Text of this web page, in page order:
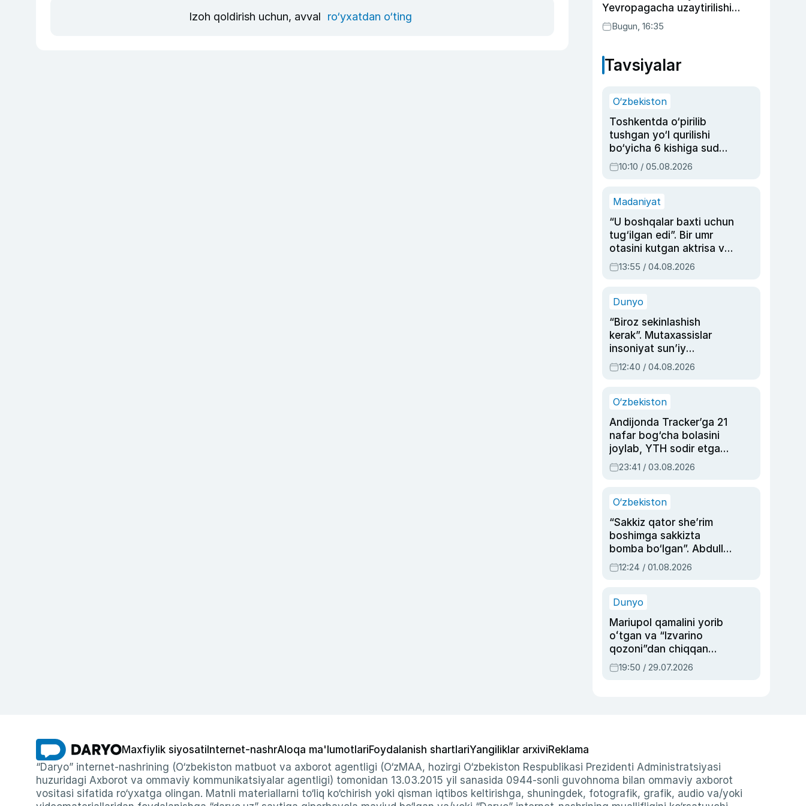
Izoh qoldirish uchun, avval ro‘yxatdan o‘ting
Yevropagacha uzaytirilishi
mumkin
Bugun, 16:35
Tavsiyalar
O‘zbekiston
Toshkentda o‘pirilib
tushgan yo‘l qurilishi
bo‘yicha 6 kishiga sud
hukmi o‘qildi
10:10 / 05.08.2026
Madaniyat
“U boshqalar baxti uchun
tug‘ilgan edi”. Bir umr
otasini kutgan aktrisa va
dublyaj ustasi Rimma
Ahmedovaning
13:55 / 04.08.2026
Dunyo
“Biroz sekinlashish
kerak”. Mutaxassislar
insoniyat sun’iy
intellektni boshqara
olmay qolishidan xavotir
12:40 / 04.08.2026
O‘zbekiston
Andijonda Tracker’ga 21
nafar bog‘cha bolasini
joylab, YTH sodir etgan
ayolga sud hukmi o‘qildi
23:41 / 03.08.2026
O‘zbekiston
“Sakkiz qator she’rim
boshimga sakkizta
bomba bo‘lgan”. Abdulla
Oripovni siyosiy
ayblovlardan asrab
12:24 / 01.08.2026
Dunyo
Mariupol qamalini yorib
oʻtgan va “Izvarino
qozoni”dan chiqqan
qahramon — Ukraina
armiyasi bosh
19:50 / 29.07.2026
Maxfiylik siyosati Internet-nashrAloqa ma'lumotlariFoydalanish shartlariYangiliklar arxiviReklama
“Daryo” internet-nashrining (O‘zbekiston matbuot va axborot agentligi (O‘zMAA, hozirgi O‘zbekiston Respublikasi Prezidenti Administratsiyasi
huzuridagi Axborot va ommaviy kommunikatsiyalar agentligi) tomonidan 13.03.2015 yil sanasida 0944-sonli guvohnoma bilan ommaviy axborot
vositasi sifatida ro‘yxatga olingan. Matnli materiallarni to‘liq ko‘chirish yoki qisman iqtibos keltirishga, shuningdek, fotografik, grafik, audio va/yoki